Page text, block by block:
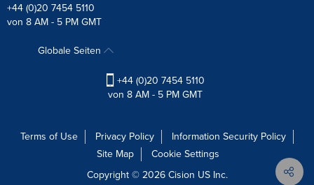
+44 (0)20 7454 5110
von 8 AM - 5 PM GMT
Globale Seiten
+44 (0)20 7454 5110
von 8 AM - 5 PM GMT
Terms of Use Privacy Policy
Information Security Policy
Site Map
Cookie Settings
Copyright © 2026Cision US Inc.